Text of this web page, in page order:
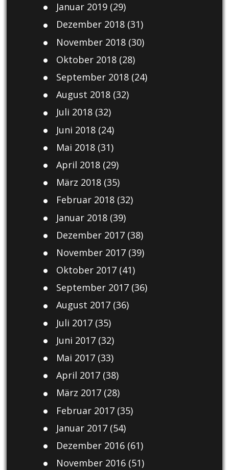
Januar 2019(29)
Dezember 2018(31)
November 2018(30)
Oktober 2018(28)
September 2018(24)
August 2018(32)
Juli 2018(32)
Juni 2018(24)
Mai 2018(31)
April 2018(29)
März 2018(35)
Februar 2018(32)
Januar 2018(39)
Dezember 2017(38)
November 2017(39)
Oktober 2017(41)
September 2017(36)
August 2017(36)
Juli 2017(35)
Juni 2017(32)
Mai 2017(33)
April 2017(38)
März 2017(28)
Februar 2017(35)
Januar 2017(54)
Dezember 2016(61)
November 2016(51)